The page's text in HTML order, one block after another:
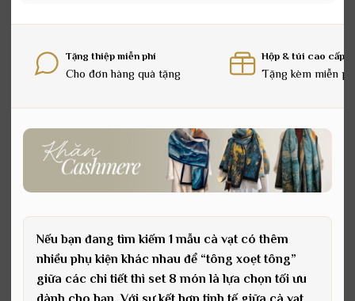
Tặng thiệp miễn phí
Cho đơn hàng quà tặng
Hộp & túi cao cấp
Tặng kèm miễn
Nếu bạn đang tìm kiếm 1 mẫu cà vạt có thêm
nhiều phụ kiện khác nhau để “tông xoẹt tông”
giữa các chi tiết thì set 8 món là lựa chọn tối ưu